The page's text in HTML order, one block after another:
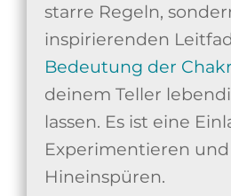
starre Regeln,
inspirierenden
Bedeutung der
deinem Teller
lassen. Es ist eine
Experimentieren
Hineinspüren.